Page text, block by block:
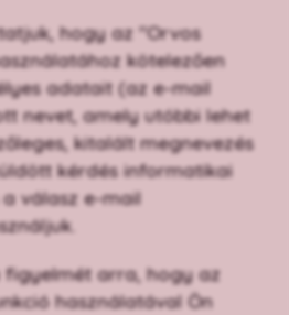
hogy az "Orvos
kötelezően
adatait (az e-mail
nevet, amely utóbbi lehet
kitalált megnevezés
kérdés informatikai
válasz e-mail
figyelmét arra, hogy az
használatával Ön